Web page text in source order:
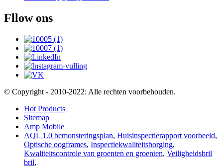
Fllow ons
© Copyright - 2010-2022: Alle rechten voorbehouden.
Hot Products
Sitemap
Amp Mobile
AQL 1.0 bemonsteringsplan, Huisinspectierapport voorbeeld,
Optische oogframes, Inspectiekwaliteitsborging,
Kwaliteitscontrole van groenten en groenten, Veiligheidsbril
bril,